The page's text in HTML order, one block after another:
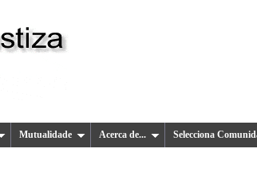
Mutualidade Acerca de... Selecciona